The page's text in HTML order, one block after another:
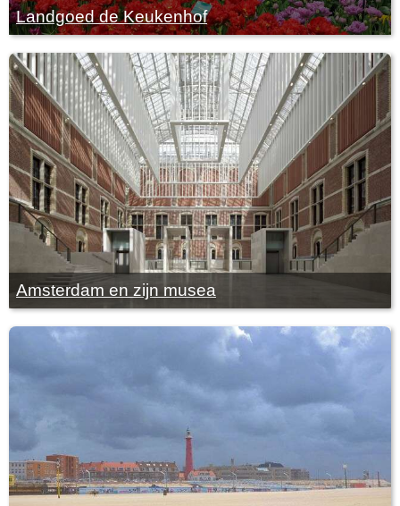
Landgoed de Keukenhof
Amsterdam en zijn musea